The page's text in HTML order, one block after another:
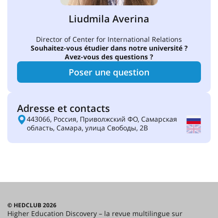
Liudmila Averina
Director of Center for International Relations
Souhaitez-vous étudier dans notre université ?
Avez-vous des questions ?
Poser une question
Adresse et contacts
443066, Россия, Приволжский ФО, Самарская
область, Самара, улица Свободы, 2В
© HEDCLUB 2026
Higher Education Discovery – la revue multilingue sur